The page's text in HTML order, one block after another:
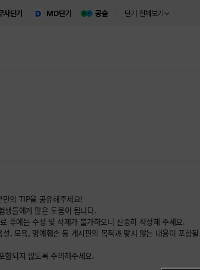
사단기 MD단기 공숲 단기 전체보기
의 TIP을 공유해주세요!
생들에게 많은 도움이 됩니다.
후에는 수정 및 삭제가 불가하오니 신중히 작성해 주세요.
, 모욕, 명예훼손 등 게시판의 목적과 맞지 않는 내용이 포함
함되지 않도록 주의해주세요.